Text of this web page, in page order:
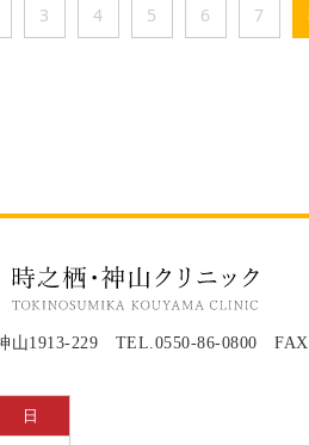
3 4 5 6 7
山1913-229 TEL.0550-86-0800
日